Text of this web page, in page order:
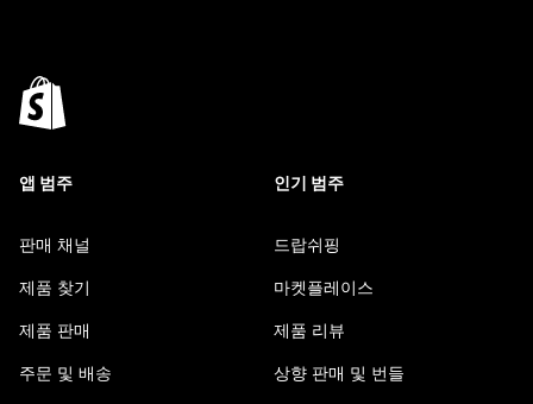
앱 범주
판매 채널
제품 찾기
제품 판매
주문 및 배송
인기 범주
드랍쉬핑
마켓플레이스
제품 리뷰
상향 판매 및 번들